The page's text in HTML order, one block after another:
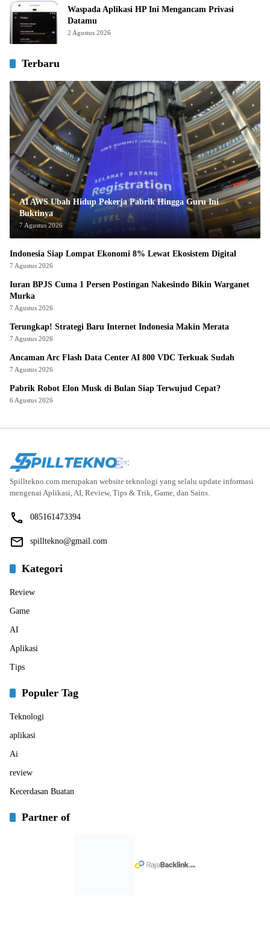
Waspada Aplikasi HP Ini Mengancam Privasi
Datamu
2 Agustus 2026
Terbaru
AI AWS Ubah Hidup Pekerja Pabrik Hingga Guru Ini
Buktinya
7 Agustus 2026
Indonesia Siap Lompat Ekonomi 8% Lewat Ekosistem Digital
7 Agustus 2026
Iuran BPJS Cuma 1 Persen Postingan Nakesindo Bikin Warganet
Murka
7 Agustus 2026
Terungkap! Strategi Baru Internet Indonesia Makin Merata
7 Agustus 2026
Ancaman Arc Flash Data Center AI 800 VDC Terkuak Sudah
7 Agustus 2026
Pabrik Robot Elon Musk di Bulan Siap Terwujud Cepat?
6 Agustus 2026
Spilltekno.com merupakan website teknologi yang selalu update informasi
mengenai Aplikasi, AI, Review, Tips & Trik, Game, dan Sains.
085161473394
spilltekno@gmail.com
Kategori
Review
Game
AI
Aplikasi
Tips
Populer Tag
Teknologi
aplikasi
Ai
review
Kecerdasan Buatan
Partner of